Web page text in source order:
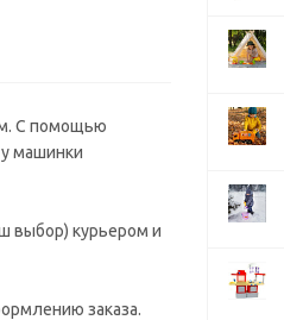
С помощью
машинки
выбор) курьером и
заказа.